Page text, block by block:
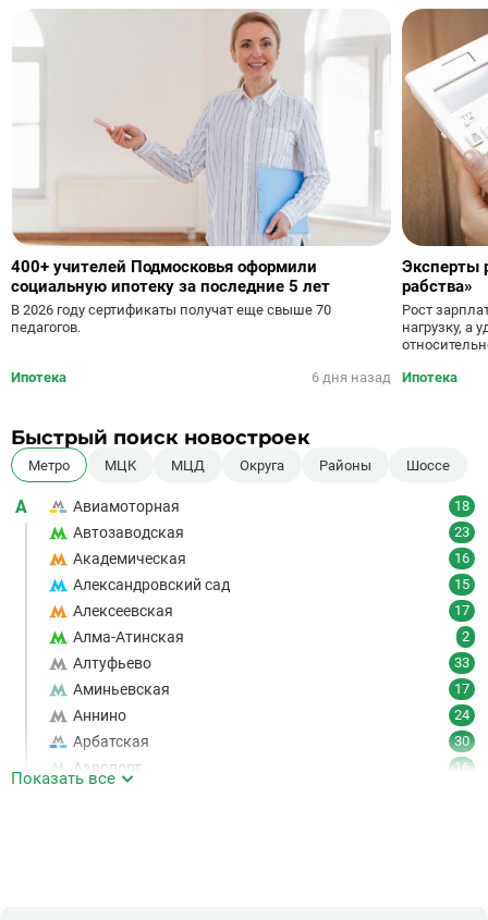
400+ учителей Подмосковья оформили
социальную ипотеку за последние 5 лет
В 2026 году сертификаты получат еще свыше 70
педагогов.
Ипотека 6 дня назад
Эксперты
рабства»
Рост
нагрузку, а
Ипотека
Быстрый поиск новостроек
Метро МЦК МЦД Округа Районы Шоссе
А Авиамоторная 18
Автозаводская 23
Академическая 16
Александровский сад 15
Алексеевская 17
Алма-Атинская 2
Алтуфьево 33
Аминьевская 17
Аннино 24
Арбатская 30
Аэропорт 16
Показать все